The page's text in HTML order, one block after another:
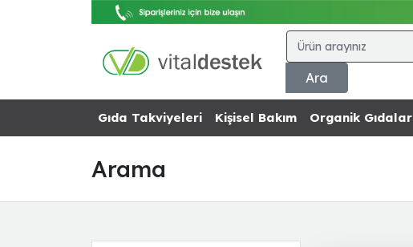
Ara
Gıda Takviyeleri Kişisel Bakım Organik Gıdalar
Arama